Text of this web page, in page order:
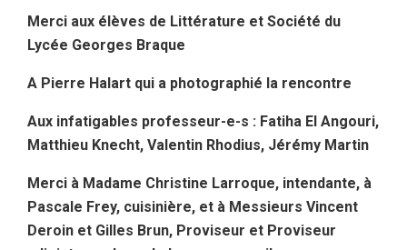
Merci aux élèves de Littérature et Société du
Lycée Georges Braque
A Pierre Halart qui a photographié la rencontre
Aux infatigables professeur-e-s : Fatiha El Angouri,
Matthieu Knecht, Valentin Rhodius, Jérémy Martin
Merci à Madame Christine Larroque, intendante, à
Pascale Frey, cuisinière, et à Messieurs Vincent
Deroin et Gilles Brun, Proviseur et Proviseur